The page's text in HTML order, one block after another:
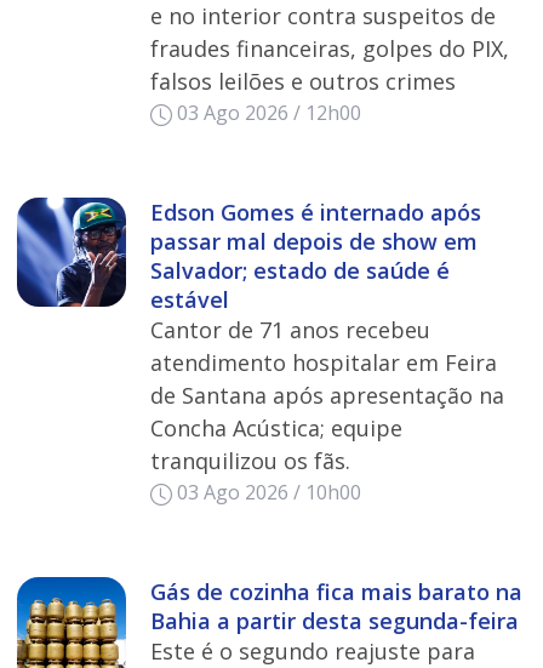
e no interior contra suspeitos de
fraudes financeiras, golpes do PIX,
falsos leilões e outros crimes
03 Ago 2026 / 12h00
Edson Gomes é internado após
passar mal depois de show em
Salvador; estado de saúde é
estável
Cantor de 71 anos recebeu
atendimento hospitalar em Feira
de Santana após apresentação na
Concha Acústica; equipe
tranquilizou os fãs.
03 Ago 2026 / 10h00
Gás de cozinha fica mais barato na
Bahia a partir desta segunda-feira
Este é o segundo reajuste para